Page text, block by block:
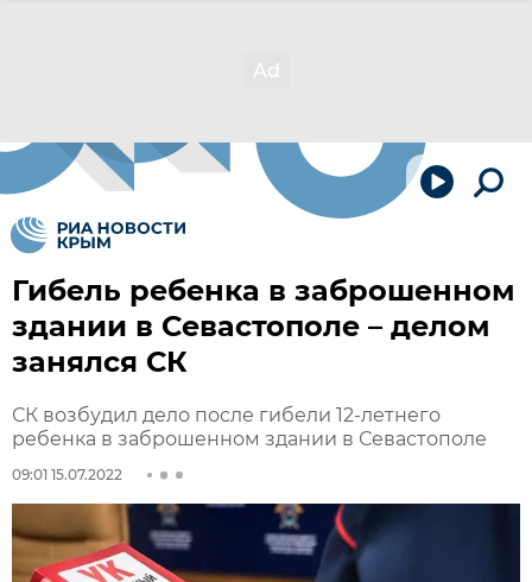
Гибель ребенка в заброшенном
здании в Севастополе – делом
занялся СК
СК возбудил дело после гибели 12-летнего
ребенка в заброшенном здании в Севастополе
09:01 15.07.2022